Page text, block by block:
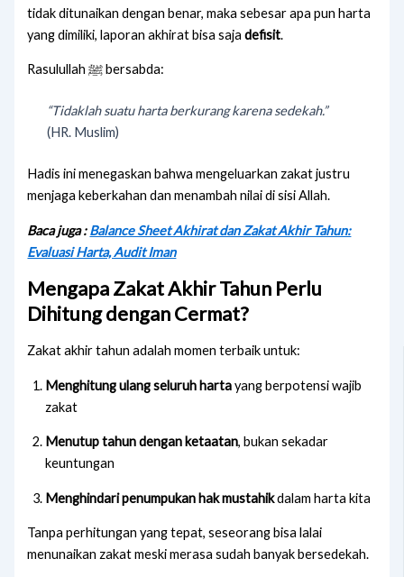
tidak ditunaikan dengan benar, maka sebesar apa pun harta
yang dimiliki, laporan akhirat bisa sajadefisit.
Rasulullah ﷺ bersabda:
“Tidaklah suatu harta berkurang karena sedekah.”
(HR. Muslim)
Hadis ini menegaskan bahwa mengeluarkan zakat justru
menjaga keberkahan dan menambah nilai di sisi Allah.
Baca juga :Balance Sheet Akhirat dan Zakat Akhir Tahun:
Evaluasi Harta, Audit Iman
Mengapa Zakat Akhir Tahun Perlu
Dihitung dengan Cermat?
Zakat akhir tahun adalah momen terbaik untuk:
Menghitung ulang seluruh hartayang berpotensi wajib
zakat
Menutup tahun dengan ketaatan, bukan sekadar
keuntungan
Menghindari penumpukan hak mustahikdalam harta kita
Tanpa perhitungan yang tepat, seseorang bisa lalai
menunaikan zakat meski merasa sudah banyak bersedekah.